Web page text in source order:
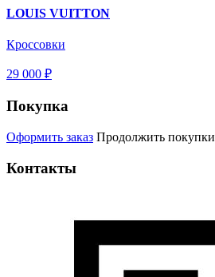
LOUIS VUITTON
Кроссовки
29 000 ₽
Покупка
Оформить заказ Продолжить покупки
Контакты